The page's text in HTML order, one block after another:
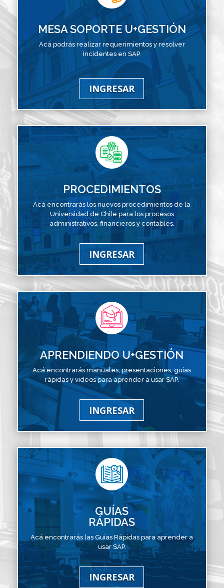
MESA SOPORTE U+GESTIÓN
Acá podrás realizar requerimientos y resolver
incidentes en SAP.
INGRESAR
PROCEDIMIENTOS
Acá encontrarás los nuevos procedimientos de la
Universidad de Chile para los procesos
administrativos, financieros y contables.
INGRESAR
APRENDIENDO U+GESTIÓN
Acá encontrarás manuales, presentaciones, guías
rápidas y videos para aprender a usar SAP.
INGRESAR
GUÍAS
RÁPIDAS
Acá encontrarás las Guías Rápidas para aprender a
usar SAP.
INGRESAR